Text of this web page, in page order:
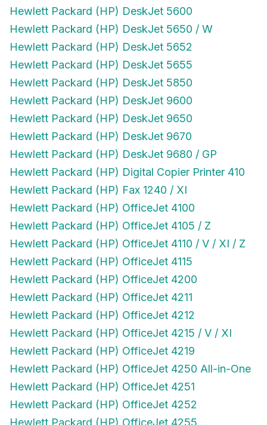
Hewlett Packard (HP) DeskJet 5600
Hewlett Packard (HP) DeskJet 5650 / W
Hewlett Packard (HP) DeskJet 5652
Hewlett Packard (HP) DeskJet 5655
Hewlett Packard (HP) DeskJet 5850
Hewlett Packard (HP) DeskJet 9600
Hewlett Packard (HP) DeskJet 9650
Hewlett Packard (HP) DeskJet 9670
Hewlett Packard (HP) DeskJet 9680 / GP
Hewlett Packard (HP) Digital Copier Printer 410
Hewlett Packard (HP) Fax 1240 / XI
Hewlett Packard (HP) OfficeJet 4100
Hewlett Packard (HP) OfficeJet 4105 / Z
Hewlett Packard (HP) OfficeJet 4110 / V / XI / Z
Hewlett Packard (HP) OfficeJet 4115
Hewlett Packard (HP) OfficeJet 4200
Hewlett Packard (HP) OfficeJet 4211
Hewlett Packard (HP) OfficeJet 4212
Hewlett Packard (HP) OfficeJet 4215 / V / XI
Hewlett Packard (HP) OfficeJet 4219
Hewlett Packard (HP) OfficeJet 4250 All-in-One
Hewlett Packard (HP) OfficeJet 4251
Hewlett Packard (HP) OfficeJet 4252
Hewlett Packard (HP) OfficeJet 4255